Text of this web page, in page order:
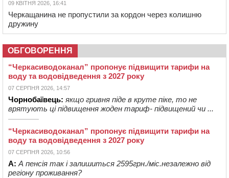
09 КВІТНЯ 2026, 16:41
Черкащанина не пропустили за кордон через колишню
дружину
ОБГОВОРЕННЯ
“Черкасиводоканал” пропонує підвищити тарифи на
воду та водовідведення з 2027 року
07 СЕРПНЯ 2026, 14:57
Чорнобаївець: якщо гривня піде в круте піке, то не
врятують ці підвищення жоден тариф- підвищений чи ...
“Черкасиводоканал” пропонує підвищити тарифи на
воду та водовідведення з 2027 року
07 СЕРПНЯ 2026, 10:56
А: А пенсія так і залишиться 2595грн./міс.незалежно від
регіону проживання?